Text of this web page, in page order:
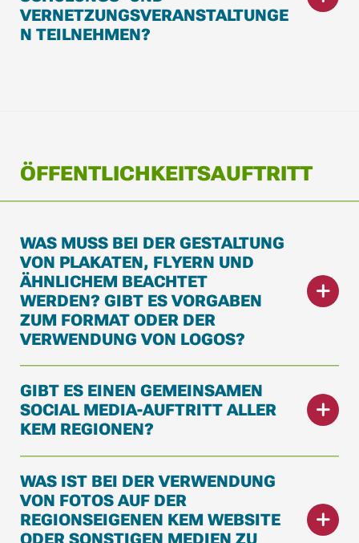
VERNETZUNGSVERANSTALTUNGE
N TEILNEHMEN?
ÖFFENTLICHKEITSAUFTRITT
WAS MUSS BEI DER GESTALTUNG
VON PLAKATEN, FLYERN UND
ÄHNLICHEM BEACHTET
WERDEN? GIBT ES VORGABEN
ZUM FORMAT ODER DER
VERWENDUNG VON LOGOS?
GIBT ES EINEN GEMEINSAMEN
SOCIAL MEDIA-AUFTRITT ALLER
KEM REGIONEN?
WAS IST BEI DER VERWENDUNG
VON FOTOS AUF DER
REGIONSEIGENEN KEM WEBSITE
ODER SONSTIGEN MEDIEN ZU